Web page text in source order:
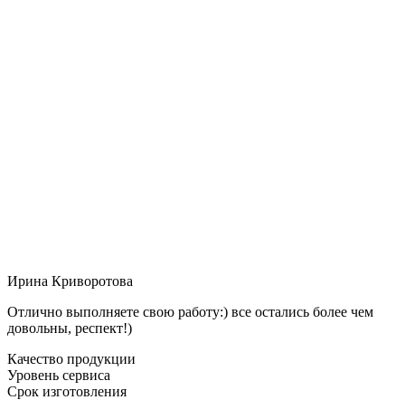
Ирина Криворотова
Отлично выполняете свою работу:) все остались более чем
довольны, респект!)
Качество продукции
Уровень сервиса
Срок изготовления